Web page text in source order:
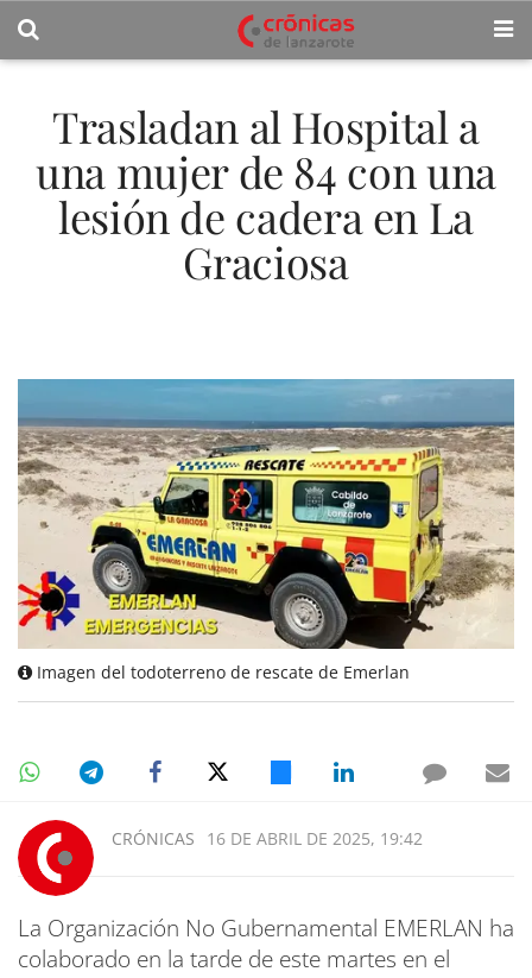
Trasladan al Hospital a
una mujer de 84 con una
lesión de cadera en La
Graciosa
Imagen del todoterreno de rescate de Emerlan
CRÓNICAS 16 DE ABRIL DE 2025, 19:42
La Organización No Gubernamental EMERLAN ha
colaborado en la tarde de este martes en el